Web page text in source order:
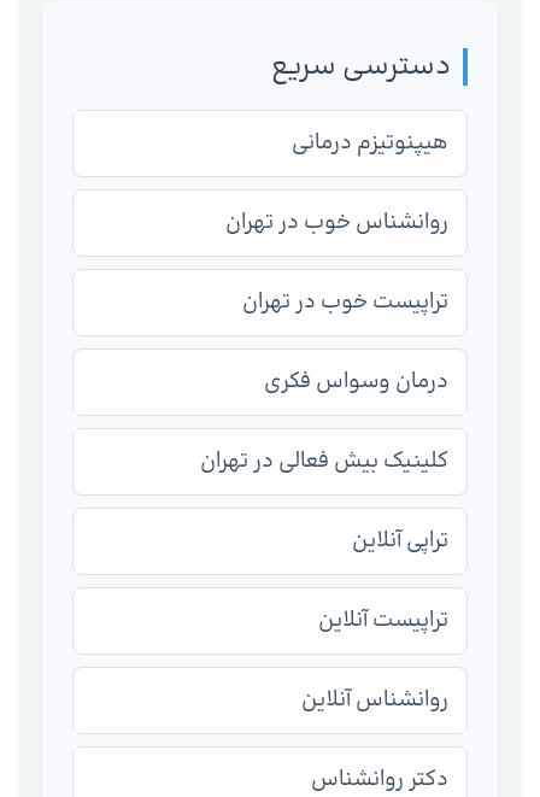
دسترسی سریع
هیپنوتیزم درمانی
روانشناس خوب در تهران
تراپیست خوب در تهران
درمان وسواس فکری
کلینیک بیش فعالی در تهران
تراپی آنلاین
تراپیست آنلاین
روانشناس آنلاین
دکتر روانشناس